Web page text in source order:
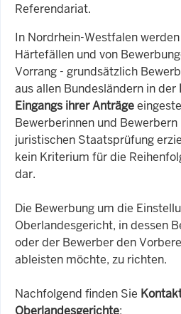
Referendariat.
In Nordrhein-Westfalen
Härtefällen und von
Vorrang - grundsätzlich
aus allen Bundesländern in der
Eingangs ihrer Anträge
Bewerberinnen und
juristischen Staatsprüfung
kein Kriterium für die
dar.
Die Bewerbung um die
Oberlandesgericht, in dessen
oder der Bewerber den
ableisten möchte, zu richten.
Nachfolgend finden Sie
Oberlandesgerichte: